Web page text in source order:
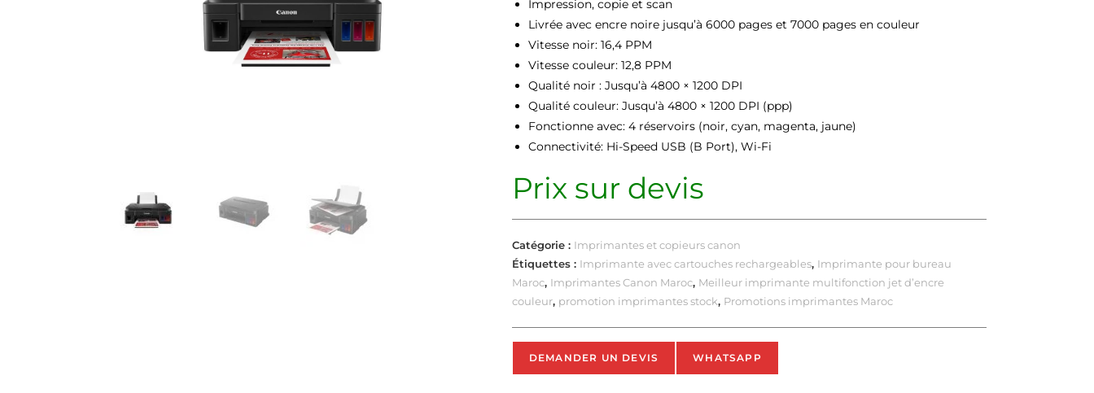
Impression, copie et scan
Livrée avec encre noire jusqu’à 6000 pages et 7000 pages en couleur
Vitesse noir: 16,4 PPM
Vitesse couleur: 12,8 PPM
Qualité noir : Jusqu’à 4800 × 1200 DPI
Qualité couleur: Jusqu’à 4800 × 1200 DPI (ppp)
Fonctionne avec: 4 réservoirs (noir, cyan, magenta, jaune)
Connectivité: Hi-Speed USB (B Port), Wi-Fi
Prix sur devis
Catégorie : Imprimantes et copieurs canon
Étiquettes : Imprimante avec cartouches rechargeables, Imprimante pour bureau
Maroc, Imprimantes Canon Maroc, Meilleur imprimante multifonction jet d’encre
couleur, promotion imprimantes stock, Promotions imprimantes Maroc
DEMANDER UN DEVIS WHATSAPP